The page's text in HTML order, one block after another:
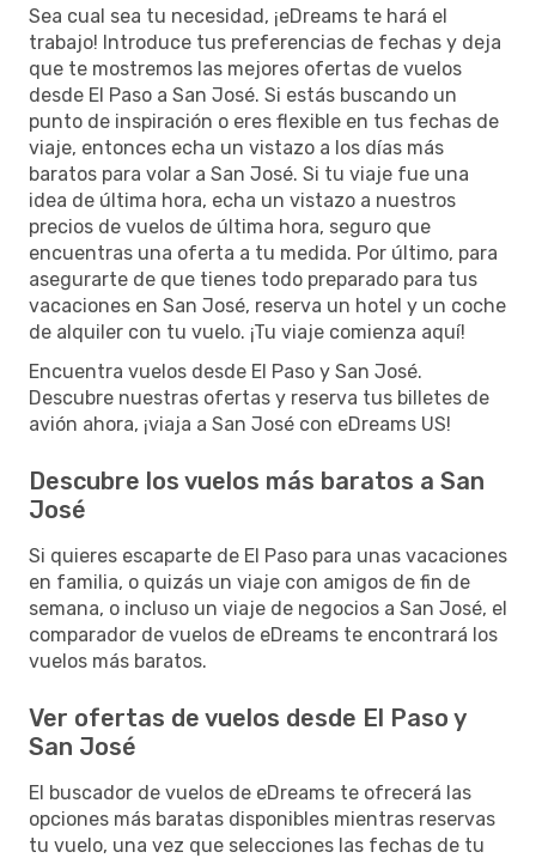
Sea cual sea tu necesidad, ¡eDreams te hará el
trabajo! Introduce tus preferencias de fechas y deja
que te mostremos las mejores ofertas de vuelos
desde El Paso a San José. Si estás buscando un
punto de inspiración o eres flexible en tus fechas de
viaje, entonces echa un vistazo a los días más
baratos para volar a San José. Si tu viaje fue una
idea de última hora, echa un vistazo a nuestros
precios de vuelos de última hora, seguro que
encuentras una oferta a tu medida. Por último, para
asegurarte de que tienes todo preparado para tus
vacaciones en San José, reserva un hotel y un coche
de alquiler con tu vuelo. ¡Tu viaje comienza aquí!
Encuentra vuelos desde El Paso y San José.
Descubre nuestras ofertas y reserva tus billetes de
avión ahora, ¡viaja a San José con eDreams US!
Descubre los vuelos más baratos a San
José
Si quieres escaparte de El Paso para unas vacaciones
en familia, o quizás un viaje con amigos de fin de
semana, o incluso un viaje de negocios a San José, el
comparador de vuelos de eDreams te encontrará los
vuelos más baratos.
Ver ofertas de vuelos desde El Paso y
San José
El buscador de vuelos de eDreams te ofrecerá las
opciones más baratas disponibles mientras reservas
tu vuelo, una vez que selecciones las fechas de tu